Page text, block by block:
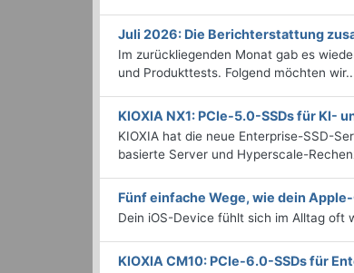
Juli 2026: Die Bericht­erstattung
Im zurückliegenden Monat gab es
und Produkttests. Folgend möchten
KIOXIA NX1: PCIe-5.0-SSDs für KI-
KIOXIA hat die neue Enterprise-SSD-
basierte Server und Hyperscale-
Fünf einfache Wege, wie dein
Dein iOS-Device fühlt sich im Alltag oft
KIOXIA CM10: PCIe-6.0-SSDs für